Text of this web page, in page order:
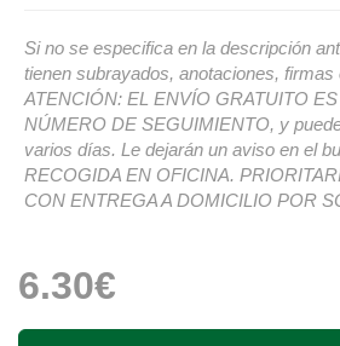
Si no se especifica en la descripción
tienen subrayados, anotaciones,
ATENCIÓN: EL ENVÍO GRATUITO
NÚMERO DE SEGUIMIENTO, y
varios días. Le dejarán un aviso en el
RECOGIDA EN OFICINA.
CON ENTREGA A DOMICILIO POR
6.30€